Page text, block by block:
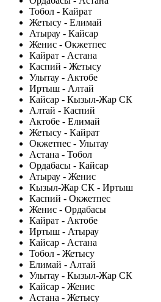
Тобол - Кайрат
Жетысу - Елимай
Атырау - Кайсар
Женис - Окжетпес
Кайрат - Астана
Каспий - Жетысу
Улытау - Актобе
Иртыш - Алтай
Кайсар - Кызыл-Жар СК
Алтай - Каспий
Актобе - Елимай
Жетысу - Кайрат
Окжетпес - Улытау
Астана - Тобол
Ордабасы - Кайсар
Атырау - Женис
Кызыл-Жар СК - Иртыш
Каспий - Окжетпес
Женис - Ордабасы
Кайрат - Актобе
Иртыш - Атырау
Кайсар - Астана
Тобол - Жетысу
Елимай - Алтай
Улытау - Кызыл-Жар СК
Кайсар - Женис
Астана - Жетысу